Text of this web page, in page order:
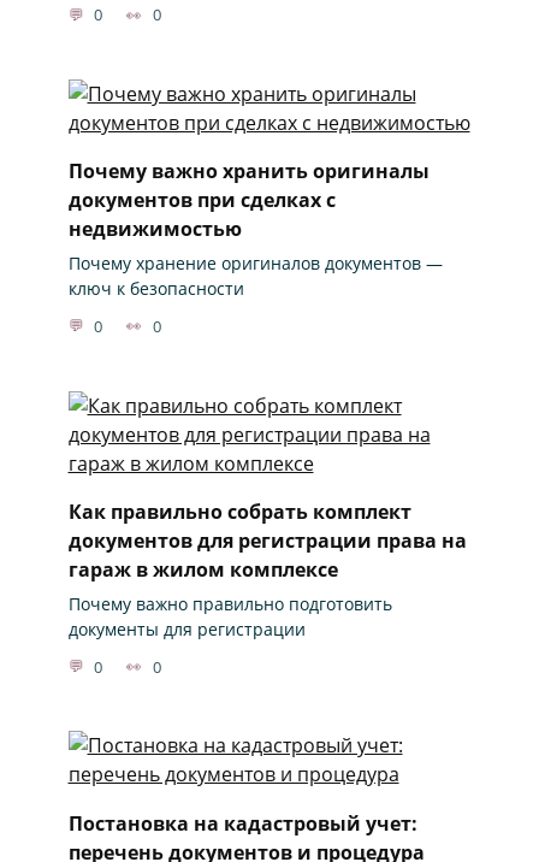
0 0
Почему важно хранить оригиналы
документов при сделках с
недвижимостью
Почему хранение оригиналов документов —
ключ к безопасности
0 0
Как правильно собрать комплект
документов для регистрации права на
гараж в жилом комплексе
Почему важно правильно подготовить
документы для регистрации
0 0
Постановка на кадастровый учет:
перечень документов и процедура